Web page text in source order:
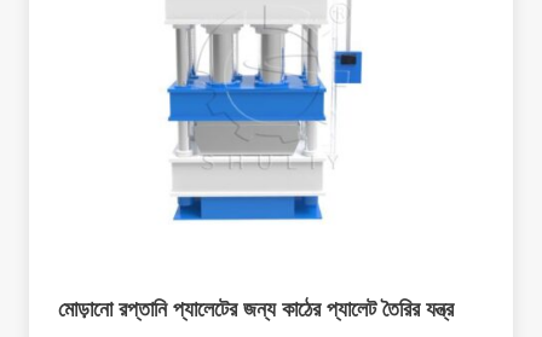
মোড়ানো রপ্তানি প্যালেটের জন্য কাঠের প্যালেট তৈরির যন্ত্র